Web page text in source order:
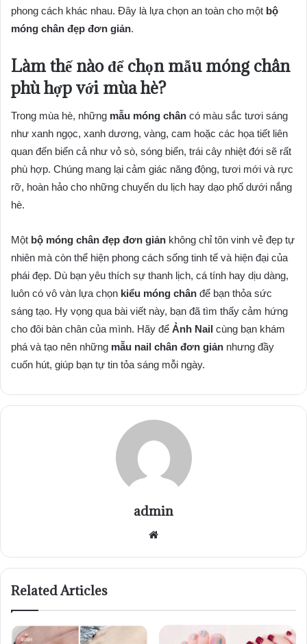
phong cách khác nhau. Đây là lựa chọn an toàn cho một bộ
móng chân đẹp đơn giản.
Làm thế nào để chọnmẫu móng chân
phù hợp với mùa hè?
Trong mùa hè, những mẫu móng chân có màu sắc tươi sáng
như xanh ngọc, xanh dương, vàng, cam hoặc các họa tiết liên
quan đến biển cả như vỏ sò, sóng biển, trái cây nhiệt đới sẽ rất
phù hợp. Chúng mang lại cảm giác năng động, tươi mới và rực
rỡ, hoàn hảo cho những chuyến du lịch hay dạo phố dưới nắng
hè.
Một bộ móng chân đẹp đơn giản không chỉ tôn vinh vẻ đẹp tự
nhiên mà còn thể hiện phong cách sống tinh tế và hiện đại của
phái đẹp. Dù bạn yêu thích sự thanh lịch, cá tính hay dịu dàng,
luôn có vô vàn lựa chọn kiểu móng chân để bạn thỏa sức
sáng tạo. Hy vọng qua bài viết này, bạn đã tìm thấy cảm hứng
cho đôi bàn chân của mình. Hãy để Ảnh Nail cùng bạn khám
phá và tạo nên những mẫu nail chân đơn giản nhưng đầy
cuốn hút, giúp bạn tự tin tỏa sáng mỗi ngày.
admin
Website
Related Articles